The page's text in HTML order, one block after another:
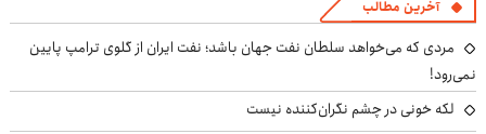
آخرین مطالب
مردی که می‌خواهد سلطان نفت جهان باشد؛ نفت ایران از گلوی ترامپ پایین
نمی‌رود!
لکه خونی در چشم نگران‌کننده نیست